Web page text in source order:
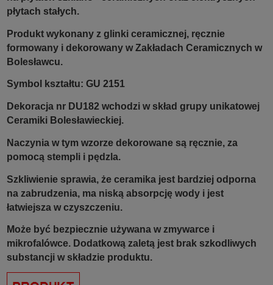
płytach stałych.
Produkt wykonany z glinki ceramicznej, ręcznie
formowany i dekorowany w Zakładach Ceramicznych w
Bolesławcu.
Symbol kształtu: GU 2151
Dekoracja nr DU182 wchodzi w skład grupy unikatowej
Ceramiki Bolesławieckiej.
Naczynia w tym wzorze dekorowane są ręcznie, za
pomocą stempli i pędzla.
Szkliwienie sprawia, że ceramika jest bardziej odporna
na zabrudzenia, ma niską absorpcję wody i jest
łatwiejsza w czyszczeniu.
Może być bezpiecznie używana w zmywarce i
mikrofalówce. Dodatkową zaletą jest brak szkodliwych
substancji w składzie produktu.